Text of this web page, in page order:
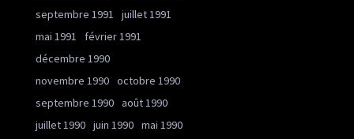
septembre 1991
juillet 1991
mai 1991
février 1991
décembre 1990
novembre 1990 octobre 1990
septembre 1990 août 1990
juillet 1990 juin 1990 mai 1990